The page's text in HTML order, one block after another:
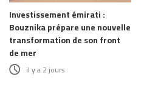
Investissement émirati :
Bouznika prépare une nouvelle
transformation de son front
de mer
il y a 2 jours